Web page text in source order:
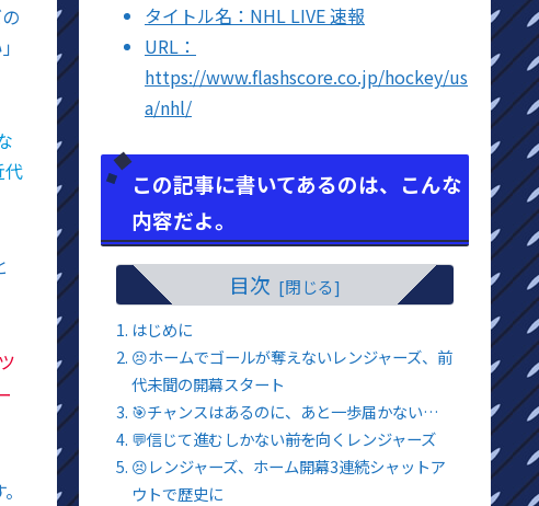
代
タイトル名：NHL LIVE 速報
URL：
https://www.flashscore.co.jp/hockey/us
a/nhl/
この記事に書いてあるのは、こんな
内容だよ。
目次
はじめに
😣ホームでゴールが奪えないレンジャーズ、前
代未聞の開幕スタート
🎯チャンスはあるのに、あと一歩届かない…
💬信じて進むしかない――前を向くレンジャーズ
😣レンジャーズ、ホーム開幕3連続シャットア
ウトで歴史に